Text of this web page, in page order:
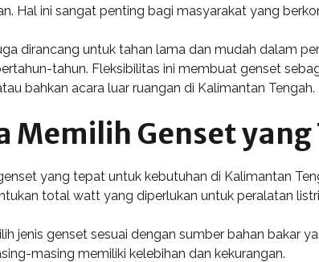
Hal ini sangat penting bagi masyarakat yang
dirancang untuk tahan lama dan mudah dalam
tahun. Fleksibilitas ini membuat genset
bahkan acara luar ruangan di Kalimantan Tengah.
Memilih Genset yang
yang tepat untuk kebutuhan di Kalimantan
total watt yang diperlukan untuk peralatan
jenis genset sesuai dengan sumber bahan bakar
masing memiliki kelebihan dan kekurangan.